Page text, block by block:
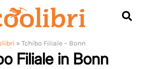
» Tchibo Filiale – Bonn
Filiale in Bonn